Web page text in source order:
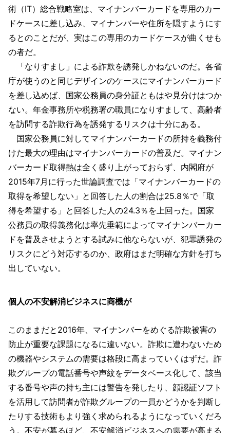
術（IT）総合戦略室は、マイナンバーカードを専用のカー
ドケースに差し込み、マイナンバーや住所を隠すようにす
るとのことだが、実はこの専用のカードケースが曲くせも
の者だ。
「なりすまし」による詐欺を誘発しかねないのだ。各省
庁が使うのと同じデザインのケースにマイナンバーカード
を差し込めば、国家公務員の身分証ともはや見分けはつか
ない。年金事務所や税務署の職員になりすまして、高齢者
を訪問する詐欺行為を誘発するリスクは十分にある。
国家公務員に対してマイナンバーカードの所持を義務付
けた最大の理由はマイナンバーカードの普及だ。マイナン
バーカード取得熱は全く盛り上がっておらず、内閣府が
2015年7月に行った世論調査では「マイナンバーカードの
取得を希望しない」と回答した人の割合は25.8％で「取
得を希望する」と回答した人の24.3％を上回った。国家
公務員の取得義務化は率先垂範によってマイナンバーカー
ドを普及させようとする試みに他ならないが、犯罪誘発の
リスクにどう対応するのか、政府はまだ明確な方針を打ち
出していない。
個人の不安解消ビジネスに商機が
このままだと2016年、マイナンバーをめぐる詐欺被害の
防止が重要な課題になるに違いない。詐欺に遭わないため
の機器やシステムの需要は格段に高まっていくはずだ。詐
欺グループの電話番号や声紋をデータベース化して、該当
する番号や声の持ち主には警告を発したり、顔認証ソフト
を活用して訪問者が詐欺グループの一員かどうかを判断し
たりする技術もより強く求められるようになっていくだろ
う。不安が募るほど、不安解消ビジネスへの需要が高まる